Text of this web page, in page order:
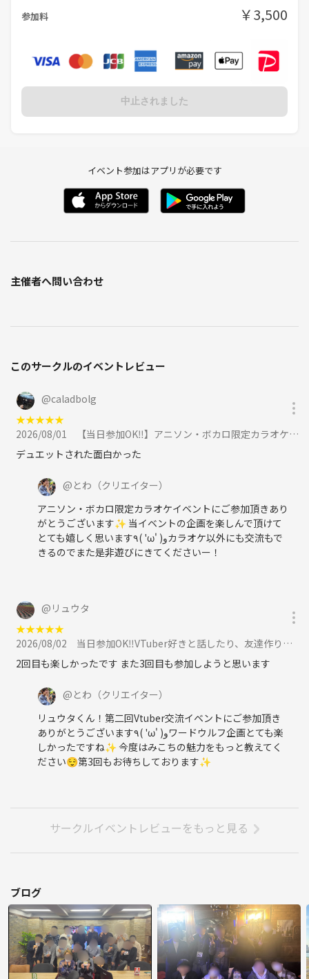
参加料 ￥3,500
中止されました
イベント参加はアプリが必要です
主催者へ問い合わせ
このサークルのイベントレビュー
@caladbolg
★★★★★
2026/08/01
【当日参加OK‼️】アニソン・ボカロ限定カラオケで歌ったり友達作り✨【20代30代】【新規大歓迎🎤】に参加
デュエットされた面白かった
@ とわ （クリエイター）
アニソン・ボカロ限定カラオケイベントにご参加頂きあり
がとうございます✨ 当イベントの企画を楽しんで頂けて
とても嬉しく思います٩( 'ω' )وカラオケ以外にも交流もで
きるのでまた是非遊びにきてくださいー！
@ リュウタ
★★★★★
2026/08/02
当日参加OK‼️VTuber好きと話したり、友達作りをしよう！【🔰ライト向け】【20代30代】に参加
2回目も楽しかったです また3回目も参加しようと思います
@ とわ （クリエイター）
リュウタくん！第二回Vtuber交流イベントにご参加頂き
ありがとうございます٩( 'ω' )وワードウルフ企画とても楽
しかったですね✨ 今度はみこちの魅力をもっと教えてく
ださい😌第3回もお待ちしております✨
サークルイベントレビューをもっと見る
ブログ